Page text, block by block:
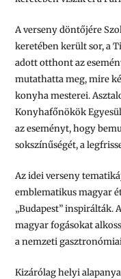
A verseny döntőjére
keretében került sor, a
adott otthont az
mutathatta meg, mire
konyha mesterei.
Konyhafőnökök
az eseményt, hogy
sokszínűségét, a
Az idei verseny
emblematikus magyar
„Budapest” inspirálták.
magyar fogásokat
a nemzeti
Kizárólag helyi